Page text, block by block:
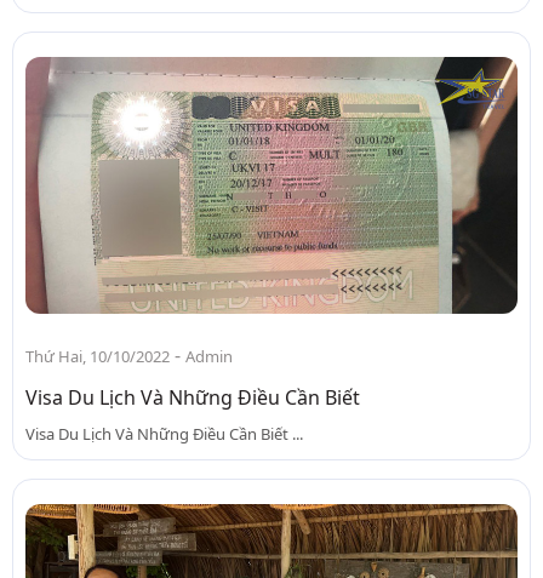
Thứ Hai, 10/10/2022 - Admin
Visa Du Lịch Và Những Điều Cần Biết
Visa Du Lịch Và Những Điều Cần Biết ...